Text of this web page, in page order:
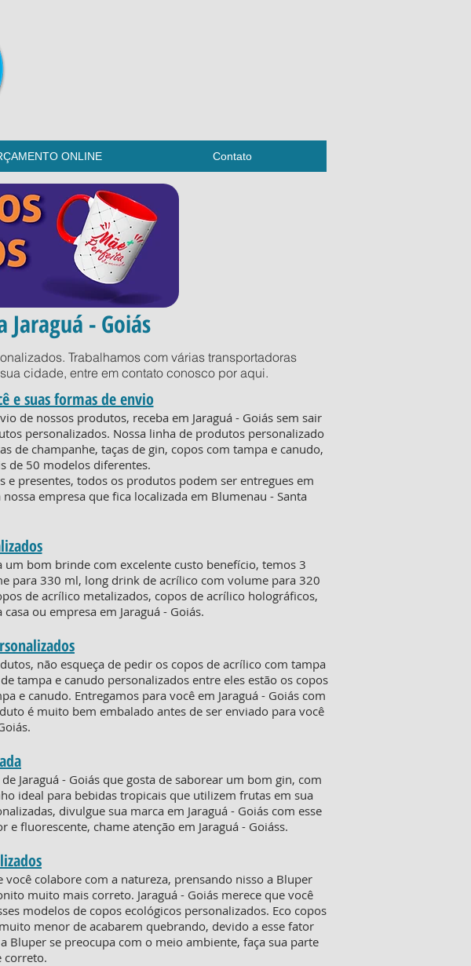
ONLINE Contato
- Goiás
Trabalhamos com várias transportadoras
cidade, entre em contato conosco poraqui.
e suas formas de envio
de nossos produtos, receba em Jaraguá - Goiás sem sair
personalizados. Nossa linha de produtos personalizado
de champanhe, taças de gin, copos com tampa e canudo,
de 50 modelos diferentes.
presentes, todos os produtos podem ser entregues em
empresa que fica localizada em Blumenau - Santa
bom brinde com excelente custo benefício, temos 3
para 330 ml, long drink de acrílico com volume para 320
de acrílico metalizados, copos de acrílico holográficos,
ou empresa em Jaraguá - Goiás.
não esqueça de pedir os copos de acrílico com tampa
tampa e canudo personalizados entre eles estão os copos
e canudo. Entregamos para você em Jaraguá - Goiás com
é muito bem embalado antes de ser enviado para você
Jaraguá - Goiás que gosta de saborear um bom gin, com
ideal para bebidas tropicais que utilizem frutas em sua
divulgue sua marca em Jaraguá - Goiás com esse
fluorescente, chame atenção em Jaraguá - Goiáss.
colabore com a natureza, prensando nisso a Bluper
muito mais correto. Jaraguá - Goiás merece que você
modelos de copos ecológicos personalizados. Eco copos
menor de acabarem quebrando, devido a esse fator
Bluper se preocupa com o meio ambiente, faça sua parte
correto.